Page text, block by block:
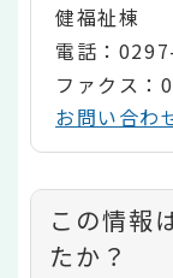
健福祉棟
電話：
ファクス
お問い合わ
コ
ン
この情報
たか？